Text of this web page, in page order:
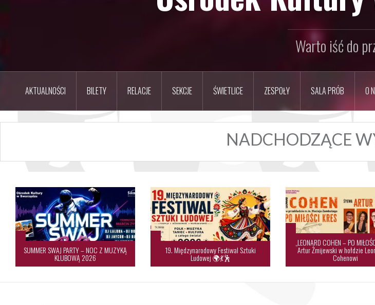
Warto iść do
AKTUALNOŚCI BILETY RELACJE SEKCJE ŚWIETLICE ZESPOŁY SALA PRÓB O
NADCHODZĄCE
SUMMER SWAJ PARTY – NOC Z MUZYKĄ
KLUBOWĄ 2026
19. Międzynarodowy Festiwal Sztuki
Ludowej 🌍💃🕺
„LEONARD COHEN – PO
Artur Żmijewski w hołdzie
Cohenowi